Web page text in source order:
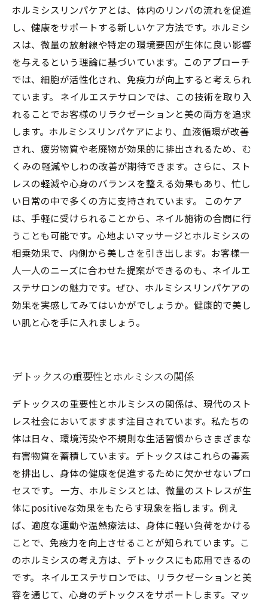
ホルミシスリンパケアとは、体内のリンパの流れを促進
し、健康をサポートする新しいケア方法です。ホルミシ
スは、微量の放射線や特定の環境要因が生体に良い影響
を与えるという理論に基づいています。このアプローチ
では、細胞が活性化され、免疫力が向上すると考えられ
ています。 ネイルエステサロンでは、この技術を取り入
れることでお客様のリラクゼーションと美の両方を追求
します。ホルミシスリンパケアにより、血液循環が改善
され、疲労物質や老廃物が効果的に排出されるため、む
くみの軽減やしわの改善が期待できます。さらに、スト
レスの軽減や心身のバランスを整える効果もあり、忙し
い日常の中で多くの方に支持されています。 このケア
は、手軽に受けられることから、ネイル施術の合間に行
うことも可能です。心地よいマッサージとホルミシスの
相乗効果で、内側から美しさを引き出します。お客様一
人一人のニーズに合わせた提案ができるのも、ネイルエ
ステサロンの魅力です。ぜひ、ホルミシスリンパケアの
効果を実感してみてはいかがでしょうか。健康的で美し
い肌と心を手に入れましょう。
デトックスの重要性とホルミシスの関係
デトックスの重要性とホルミシスの関係は、現代のスト
レス社会においてますます注目されています。私たちの
体は日々、環境汚染や不規則な生活習慣からさまざまな
有害物質を蓄積しています。デトックスはこれらの毒素
を排出し、身体の健康を促進するために欠かせないプロ
セスです。 一方、ホルミシスとは、微量のストレスが生
体にpositiveな効果をもたらす現象を指します。例え
ば、適度な運動や温熱療法は、身体に軽い負荷をかける
ことで、免疫力を向上させることが知られています。こ
のホルミシスの考え方は、デトックスにも応用できるの
です。 ネイルエステサロンでは、リラクゼーションと美
容を通じて、心身のデトックスをサポートします。マッ